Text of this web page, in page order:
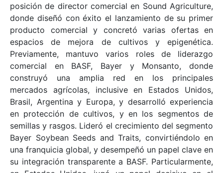
posición de director comercial en Sound Agriculture,
donde diseñó con éxito el lanzamiento de su primer
producto comercial y concretó varias ofertas en
espacios de mejora de cultivos y epigenética.
Previamente, mantuvo varios roles de liderazgo
comercial en BASF, Bayer y Monsanto, donde
construyó una amplia red en los principales
mercados agrícolas, inclusive en Estados Unidos,
Brasil, Argentina y Europa, y desarrolló experiencia
en protección de cultivos, y en los segmentos de
semillas y rasgos. Lideró el crecimiento del segmento
Bayer Soybean Seeds and Traits, convirtiéndolo en
una franquicia global, y desempeñó un papel clave en
su integración transparente a BASF. Particularmente,